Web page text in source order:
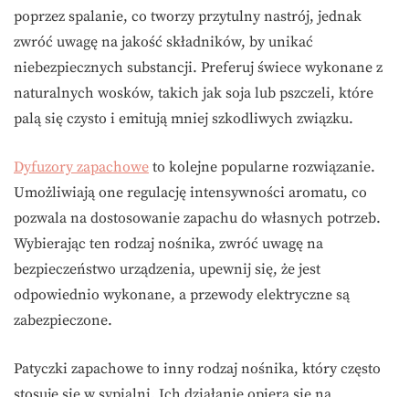
poprzez spalanie, co tworzy przytulny nastrój, jednak
zwróć uwagę na jakość składników, by unikać
niebezpiecznych substancji. Preferuj świece wykonane z
naturalnych wosków, takich jak soja lub pszczeli, które
palą się czysto i emitują mniej szkodliwych związku.
Dyfuzory zapachowe to kolejne popularne rozwiązanie.
Umożliwiają one regulację intensywności aromatu, co
pozwala na dostosowanie zapachu do własnych potrzeb.
Wybierając ten rodzaj nośnika, zwróć uwagę na
bezpieczeństwo urządzenia, upewnij się, że jest
odpowiednio wykonane, a przewody elektryczne są
zabezpieczone.
Patyczki zapachowe to inny rodzaj nośnika, który często